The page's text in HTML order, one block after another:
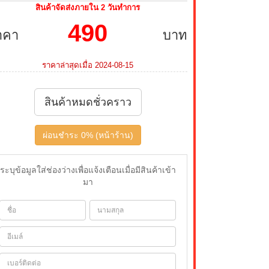
สินค้าจัดส่งภายใน 2 วันทำการ
คา บาท
490
ราคาล่าสุดเมื่อ 2024-08-15
สินค้าหมดชั่วคราว
ผ่อนชำระ 0% (หน้าร้าน)
ระบุข้อมูลใส่ช่องว่างเพื่อแจ้งเตือนเมื่อมีสินค้าเข้า
มา